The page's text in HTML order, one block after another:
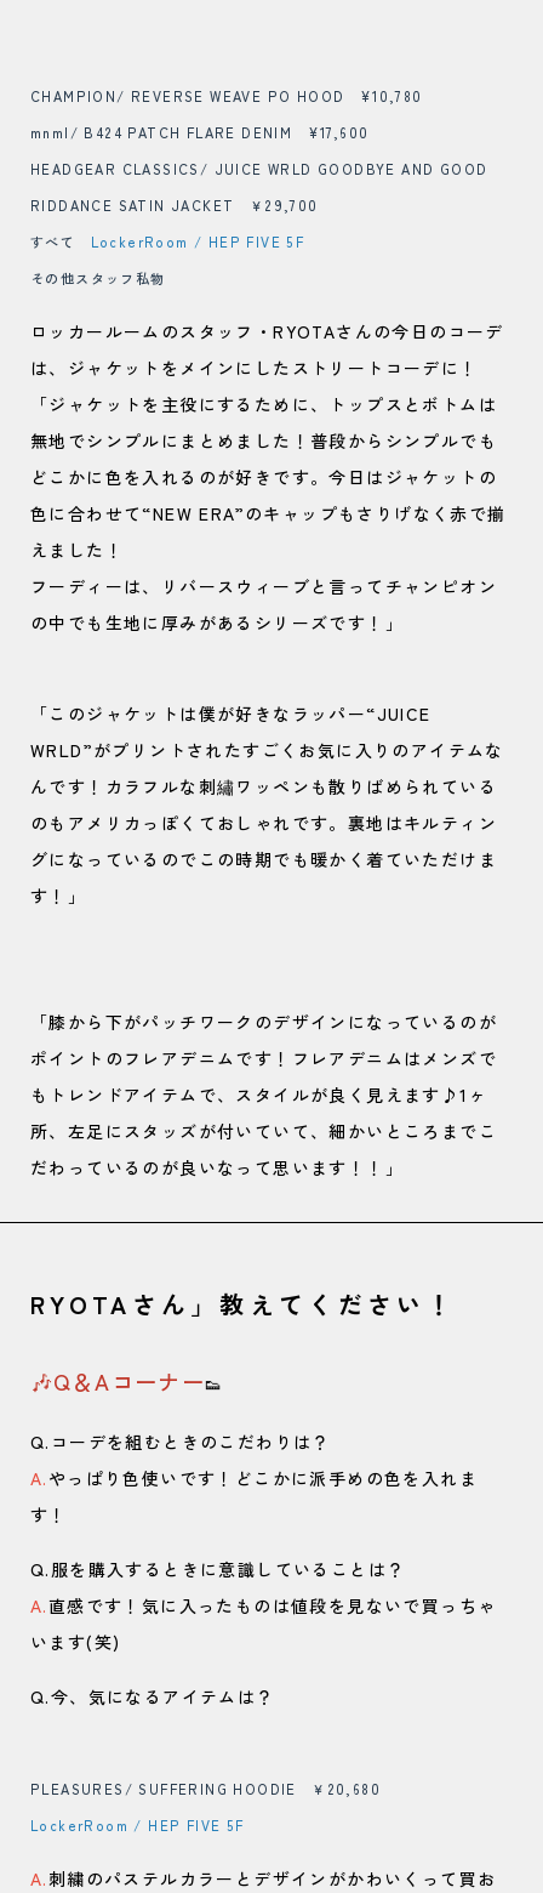
CHAMPION/ REVERSE WEAVE PO HOOD ¥10,780
mnml/ B424 PATCH FLARE DENIM ¥17,600
HEADGEAR CLASSICS/ JUICE WRLD GOODBYE AND GOOD
RIDDANCE SATIN JACKET ￥29,700
すべて LockerRoom / HEP FIVE 5F
その他スタッフ私物
ロッカールームのスタッフ・RYOTAさんの今日のコーデ
は、ジャケットをメインにしたストリートコーデに！
「ジャケットを主役にするために、トップスとボトムは
無地でシンプルにまとめました！普段からシンプルでも
どこかに色を入れるのが好きです。今日はジャケットの
色に合わせて“NEW ERA”のキャップもさりげなく赤で揃
えました！
フーディーは、リバースウィーブと言ってチャンピオン
の中でも生地に厚みがあるシリーズです！」
「このジャケットは僕が好きなラッパー“JUICE
WRLD”がプリントされたすごくお気に入りのアイテムな
んです！カラフルな刺繡ワッペンも散りばめられている
のもアメリカっぽくておしゃれです。裏地はキルティン
グになっているのでこの時期でも暖かく着ていただけま
す！」
「膝から下がパッチワークのデザインになっているのが
ポイントのフレアデニムです！フレアデニムはメンズで
もトレンドアイテムで、スタイルが良く見えます♪1ヶ
所、左足にスタッズが付いていて、細かいところまでこ
だわっているのが良いなって思います！！」
RYOTAさん」教えてください！
🎶Q＆Aコーナー👟
Q.コーデを組むときのこだわりは？
A. やっぱり色使いです！どこかに派手めの色を入れま
す！
Q.服を購入するときに意識していることは？
A.直感です！気に入ったものは値段を見ないで買っちゃ
います(笑)
Q.今、気になるアイテムは？
PLEASURES/ SUFFERING HOODIE ￥20,680
LockerRoom / HEP FIVE 5F
A.刺繍のパステルカラーとデザインがかわいくって買お